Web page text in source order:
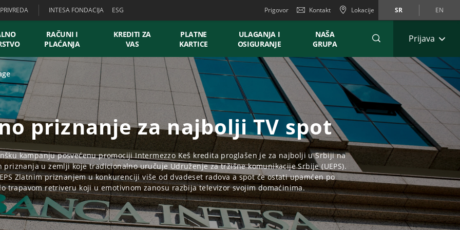
PRIVREDA INTESA FONDACIJA ESG Prigovor Kontakt Lokacije SR EN
RAČUNI I
PLAĆANJA
KREDITI ZA
VAS
PLATNE
KARTICE
ULAGANJA I
OSIGURANJE
NAŠA
GRUPA
Prijava
priznanje za najbolji TV spot
kampanju posvećenu promociji Intermezzo Keš kredita proglašen je za najbolji u Srbiji na
u zemlji koje tradicionalno uručuje Udruženje za tržišne komunikacije Srbije (UEPS).
Zlatnim priznanjem u konkurenciji više od dvadeset radova a spot će ostati upamćen po
trapavom retriveru koji u emotivnom zanosu razbija televizor svojim domaćinima.